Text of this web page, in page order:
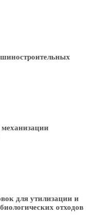
для утилизации и
отходов